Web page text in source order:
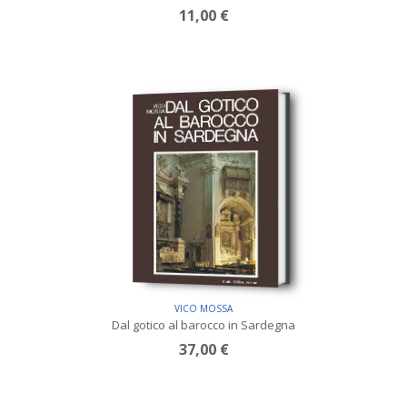
11,00 €
VICO MOSSA
Dal gotico al barocco in Sardegna
37,00 €